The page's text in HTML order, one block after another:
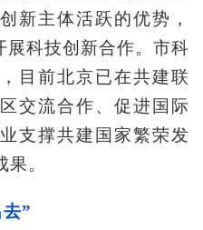
新主体活跃的优势，
展科技创新合作。市科
目前北京已在共建联
交流合作、促进国际
支撑共建国家繁荣发
。
”